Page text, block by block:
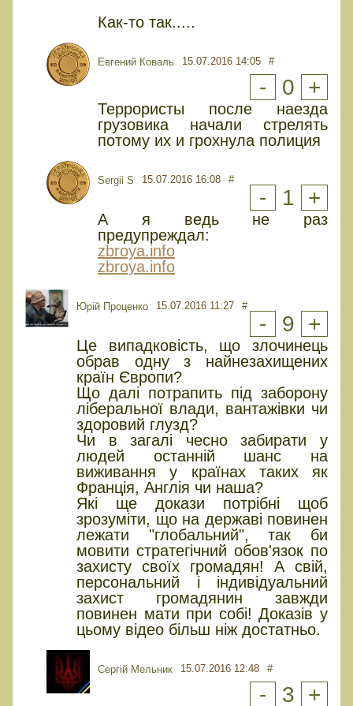
Как-то так.....
Евгений Коваль 15.07.2016 14:05 #
- 0 +
Террористы после наезда
грузовика начали стрелять
потому их и грохнула полиция
Sergii S 15.07.2016 16:08 #
- 1 +
А я ведь не раз
предупреждал:
zbroya.info
zbroya.info
Юрiй Проценко 15.07.2016 11:27 #
- 9 +
Це випадковість, що злочинець
обрав одну з найнезахищених
країн Європи?
Що далі потрапить під заборону
ліберальної влади, вантажівки чи
здоровий глузд?
Чи в загалі чесно забирати у
людей останній шанс на
виживання у країнах таких як
Франція, Англія чи наша?
Які ще докази потрібні щоб
зрозуміти, що на державі повинен
лежати "глобальний", так би
мовити стратегічний обов'язок по
захисту своїх громадян! А свій,
персональний і індивідуальний
захист громадянин завжди
повинен мати при собі! Доказів у
цьому відео більш ніж достатньо.
Сергій Мельник 15.07.2016 12:48 #
- 3 +